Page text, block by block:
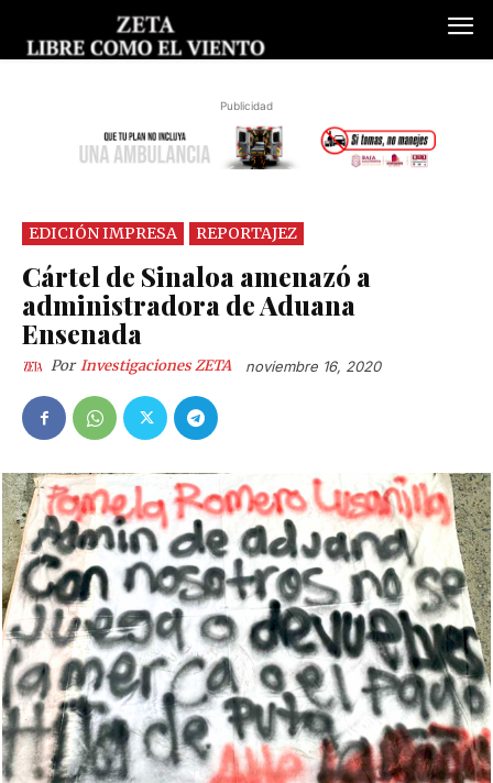
Publicidad
EDICIÓN IMPRESA REPORTAJEZ
Cártel de Sinaloa amenazó a
administradora de Aduana
Ensenada
Por Investigaciones ZETA noviembre 16, 2020